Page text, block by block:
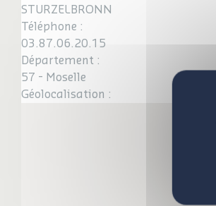
STURZELBRONN
Téléphone :
03.87.06.20.15
Département :
57 - Moselle
Géolocalisation :